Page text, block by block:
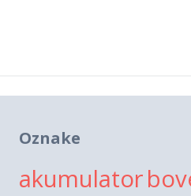
Oznake
akumulator